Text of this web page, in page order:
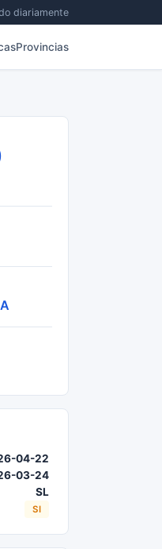
diariamente
Provincias
04-22
03-24
SL
SI